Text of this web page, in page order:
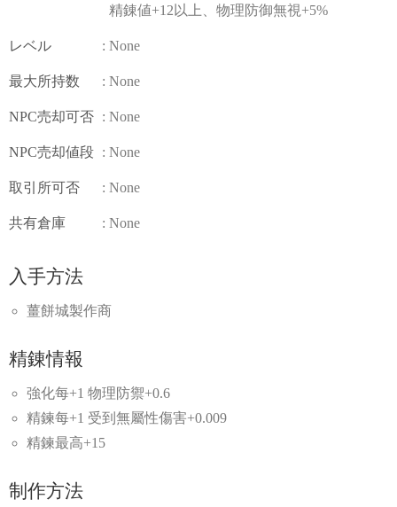
精錬値+12以上、物理防御無視+5%
レベル : None
最大所持数 : None
NPC売却可否 : None
NPC売却値段 : None
取引所可否 : None
共有倉庫 : None
入手方法
薑餅城製作商
精錬情報
強化每+1 物理防禦+0.6
精鍊每+1 受到無屬性傷害+0.009
精鍊最高+15
制作方法